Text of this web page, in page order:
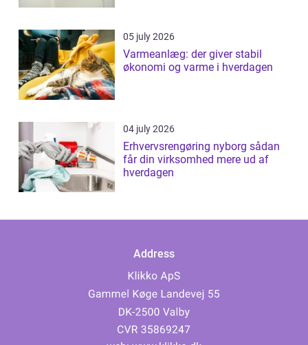
05 july 2026
Varmeanlæg: der giver stabil
økonomi og varme i hverdagen
04 july 2026
Erhvervsrengøring nyborg sådan
får din virksomhed mere ud af
hverdagen
Address